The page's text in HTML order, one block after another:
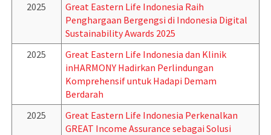
2025
Great Eastern Life Indonesia Raih
Penghargaan Bergengsi di Indonesia Digital
Sustainability Awards 2025
2025
Great Eastern Life Indonesia dan Klinik
inHARMONY Hadirkan Perlindungan
Komprehensif untuk Hadapi Demam
Berdarah
2025
Great Eastern Life Indonesia Perkenalkan
GREAT Income Assurance sebagai Solusi